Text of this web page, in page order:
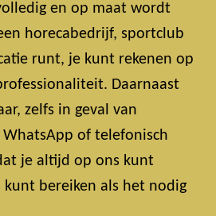
en op maat wordt
horecabedrijf, sportclub
runt, je kunt rekenen op
Daarnaast
zelfs in geval van
WhatsApp of telefonisch
je altijd op ons kunt
bereiken als het nodig